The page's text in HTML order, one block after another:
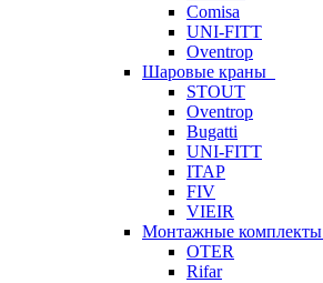
Comisa
UNI-FITT
Oventrop
Шаровые краны
STOUT
Oventrop
Bugatti
UNI-FITT
ITAP
FIV
VIEIR
Монтажные комплекты
OTER
Rifar